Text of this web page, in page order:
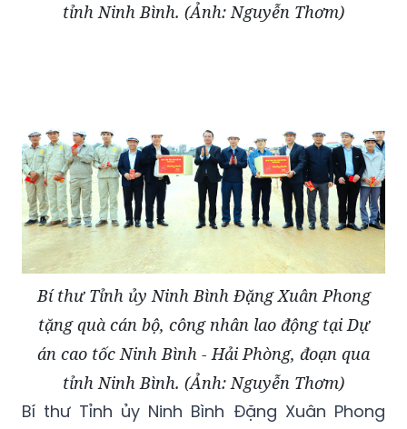
tỉnh Ninh Bình. (Ảnh: Nguyễn Thơm)
Bí thư Tỉnh ủy Ninh Bình Đặng Xuân Phong
tặng quà cán bộ, công nhân lao động tại Dự
án cao tốc Ninh Bình - Hải Phòng, đoạn qua
tỉnh Ninh Bình. (Ảnh: Nguyễn Thơm)
Bí thư Tỉnh ủy Ninh Bình Đặng Xuân Phong